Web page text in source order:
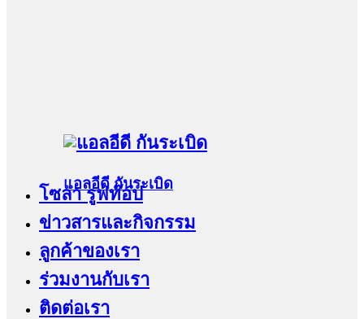
แอลอีดี กันระเบิด
โซล่า รูฟท๊อป
ข่าวสารและกิจกรรม
ลูกค้าของเรา
ร่วมงานกับเรา
ติดต่อเรา